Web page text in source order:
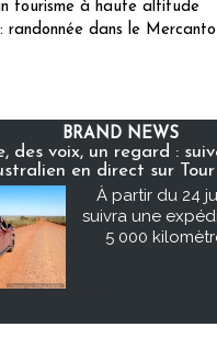
tourisme à haute altitude
randonnée dans le
BRAND NEWS
des voix, un regard :
en direct sur
À partir du 24
suivra une
5 000